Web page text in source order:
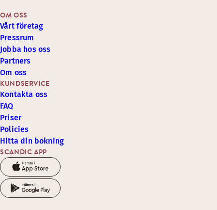
SCANDIC APP
KUNDSERVICE
Kontakta oss
FAQ
Priser
Policies
Hitta din bokning
OM OSS
Vårt företag
Pressrum
Jobba hos oss
Partners
Om oss